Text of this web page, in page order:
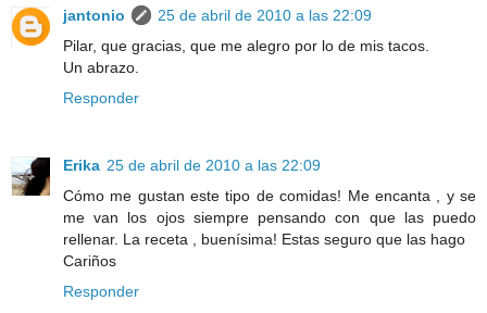
jantonio
25 de abril de 2010 a las 22:09
Pilar, que gracias, que me alegro por lo de mis tacos.
Un abrazo.
Responder
Erika 25 de abril de 2010 a las 22:09
Cómo me gustan este tipo de comidas! Me encanta , y se
me van los ojos siempre pensando con que las puedo
rellenar. La receta , buenísima! Estas seguro que las hago
Cariños
Responder